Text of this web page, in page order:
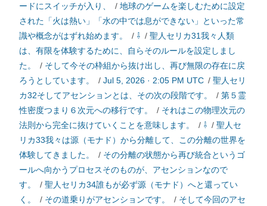
ードにスイッチが入り、
/ 地球のゲームを楽しむために設定
された「火は熱い」「水の中では息ができない」といった常
識や概念がはずれ始めます。
/ ⇩ / 聖人セリカ31我々人類
は、有限を体験するために、自らそのルールを設定しまし
た。
/ そして今その枠組から抜け出し、再び無限の存在に戻
ろうとしています。
/ Jul 5, 2026 · 2:05 PM UTC / 聖人セリ
カ32そしてアセンションとは、その次の段階です。
/ 第５霊
性密度つまり６次元への移行です。
/ それはこの物理次元の
法則から完全に抜けていくことを意味します。
/ ⇩ / 聖人セ
リカ33我々は源（モナド）から分離して、この分離の世界を
体験してきました。
/ その分離の状態から再び統合というゴ
ールへ向かうプロセスそのものが、アセンションなので
す。
/ 聖人セリカ34誰もが必ず源（モナド）へと還ってい
く。
/ その道乗りがアセンションです。 / そして今回のアセ